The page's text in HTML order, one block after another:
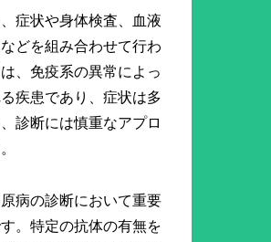
症状や身体検査、血液
どを組み合わせて行わ
、免疫系の異常によっ
疾患であり、症状は多
診断には慎重なアプロ
病の診断において重要
。特定の抗体の有無を